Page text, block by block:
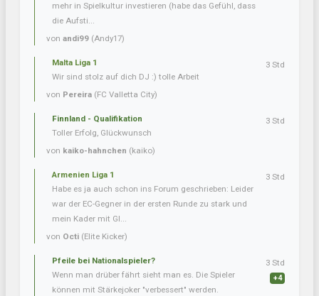
mehr in Spielkultur investieren (habe das Gefühl, dass
die Aufsti...
von andi99 (Andy17)
Malta Liga 1
Wir sind stolz auf dich DJ :) tolle Arbeit
von Pereira (FC Valletta City)
3 Std
Finnland - Qualifikation
Toller Erfolg, Glückwunsch
von kaiko-hahnchen (kaiko)
3 Std
Armenien Liga 1
Habe es ja auch schon ins Forum geschrieben: Leider
war der EC-Gegner in der ersten Runde zu stark und
mein Kader mit Gl...
von Octi (Elite Kicker)
3 Std
Pfeile bei Nationalspieler?
Wenn man drüber fährt sieht man es. Die Spieler
können mit Stärkejoker "verbessert" werden.
3 Std
+4